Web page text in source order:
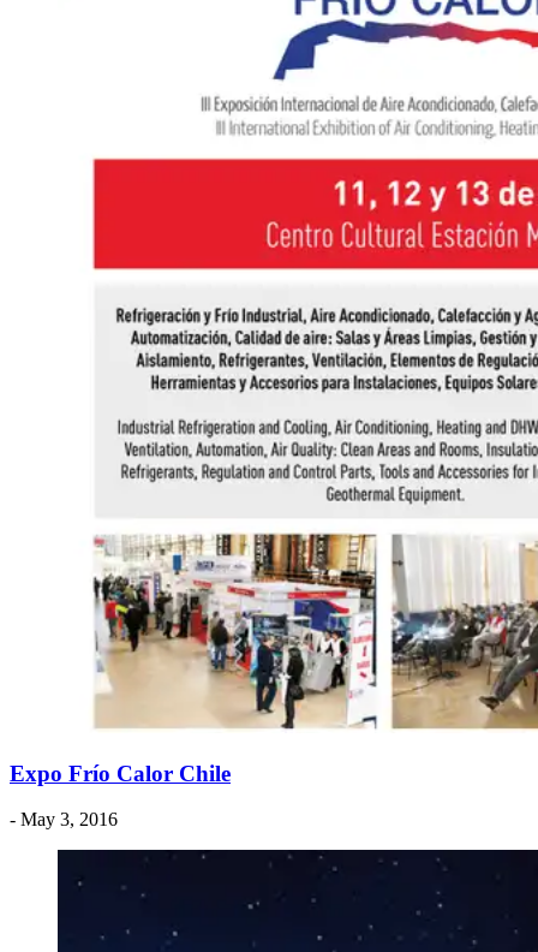
Expo Frío Calor Chile
- May 3, 2016